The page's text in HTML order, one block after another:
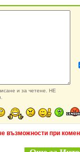
и за четене. НЕ
възможности при